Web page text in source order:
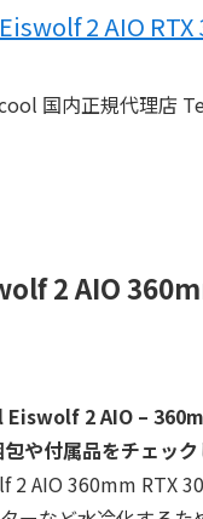
2 AIO
国内正規代理店
2 AIO
Eiswolf 2 AIO –
や付属品をチェック
2 AIO 360mm RTX